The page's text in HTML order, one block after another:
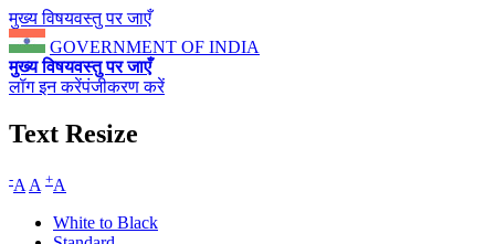
मुख्य विषयवस्तु पर जाएँ
GOVERNMENT OF INDIA
मुख्य विषयवस्तु पर जाएँ
लॉग इन करेंपंजीकरण करें
Text Resize
-A A +A
White to Black